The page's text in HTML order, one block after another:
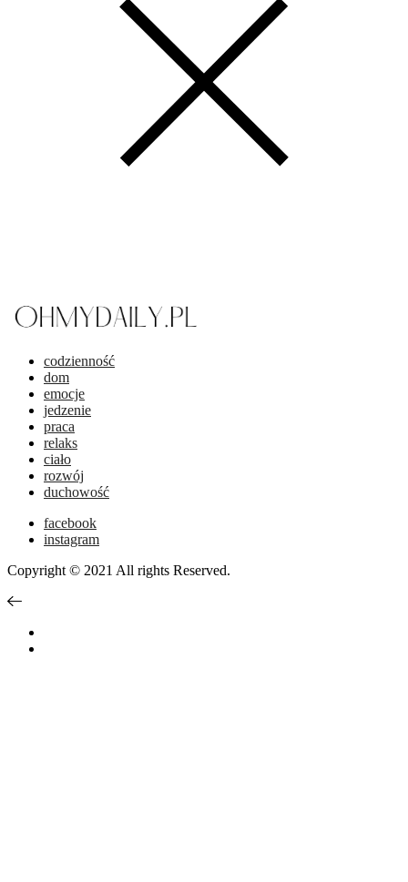
codzienność
dom
emocje
jedzenie
praca
relaks
ciało
rozwój
duchowość
facebook
instagram
Copyright © 2021 All rights Reserved.